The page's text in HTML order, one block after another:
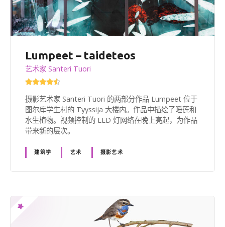
Lumpeet – taideteos
艺术家 Santeri Tuori
摄影艺术家 Santeri Tuori 的两部分作品 Lumpeet 位于
图尔库学生村的 Tyyssija 大楼内。作品中描绘了睡莲和
水生植物。视频控制的 LED 灯网络在晚上亮起，为作品
带来新的层次。
建筑学 艺术 摄影艺术